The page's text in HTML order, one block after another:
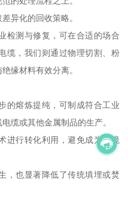
异化的回收策略。
检测与修复，可在合适的场合
缆，我们则通过物理切割、粉
缘材料有效分离。
的熔炼提纯，可制成符合工业
缆或其他金属制品的生产。
进行转化利用，避免成为环境
，也显著降低了传统填埋或焚